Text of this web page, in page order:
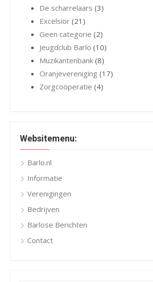
De scharrelaars (3)
Excelsior (21)
Geen categorie (2)
Jeugdclub Barlo (10)
Muzikantenbank (8)
Oranjevereniging (17)
Zorgcoöperatie (4)
Websitemenu:
Barlo.nl
Informatie
Verenigingen
Bedrijven
Barlose Berichten
Contact